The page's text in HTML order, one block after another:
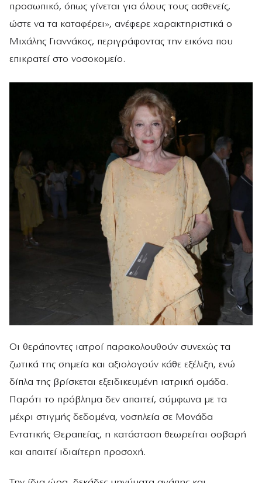
προσωπικό, όπως γίνεται για όλους τους ασθενείς,
ώστε να τα καταφέρει», ανέφερε χαρακτηριστικά ο
Μιχάλης Γιαννάκος, περιγράφοντας την εικόνα που
επικρατεί στο νοσοκομείο.
Οι θεράποντες ιατροί παρακολουθούν συνεχώς τα
ζωτικά της σημεία και αξιολογούν κάθε εξέλιξη, ενώ
δίπλα της βρίσκεται εξειδικευμένη ιατρική ομάδα.
Παρότι το πρόβλημα δεν απαιτεί, σύμφωνα με τα
μέχρι στιγμής δεδομένα, νοσηλεία σε Μονάδα
Εντατικής Θεραπείας, η κατάσταση θεωρείται σοβαρή
και απαιτεί ιδιαίτερη προσοχή.